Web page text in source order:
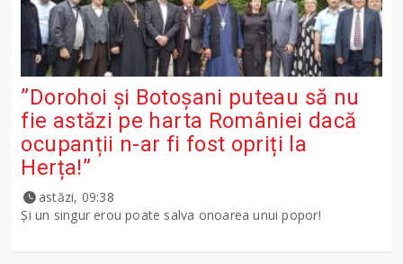
”Dorohoi și Botoșani puteau să nu
fie astăzi pe harta României dacă
ocupanții n-ar fi fost opriți la
Herța!”
astăzi, 09:38
Și un singur erou poate salva onoarea unui popor!